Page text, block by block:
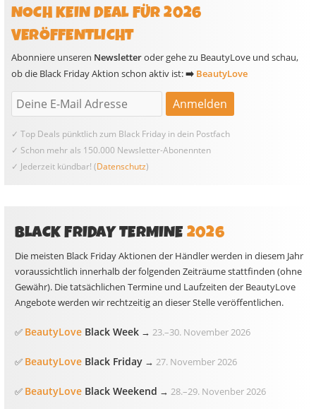
NOCH KEIN DEAL FÜR 2026
VERÖFFENTLICHT
Abonniere unseren Newsletteroder gehe zu BeautyLove und schau,
ob die Black Friday Aktion schon aktiv ist:➡️ BeautyLove
✓ Top Deals pünktlich zum Black Friday in dein Postfach
✓ Schon mehr als 150.000 Newsletter-Abonennten
✓ Jederzeit kündbar! (Datenschutz)
BLACK FRIDAY TERMINE2026
Die meisten Black Friday Aktionen der Händler werden in diesem Jahr
voraussichtlich innerhalb der folgenden Zeiträume stattfinden (ohne
Gewähr). Die tatsächlichen Termine und Laufzeiten der BeautyLove
Angebote werden wir rechtzeitig an dieser Stelle veröffentlichen.
✅ BeautyLove Black Week → 23.–30. November 2026
✅ BeautyLove Black Friday → 27. November 2026
✅ BeautyLove Black Weekend → 28.–29. Novenber 2026